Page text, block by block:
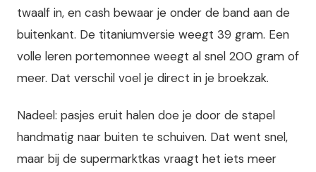
twaalf in, en cash bewaar je onder de band aan de
buitenkant. De titaniumversie weegt 39 gram. Een
volle leren portemonnee weegt al snel 200 gram of
meer. Dat verschil voel je direct in je broekzak.
Nadeel: pasjes eruit halen doe je door de stapel
handmatig naar buiten te schuiven. Dat went snel,
maar bij de supermarktkas vraagt het iets meer